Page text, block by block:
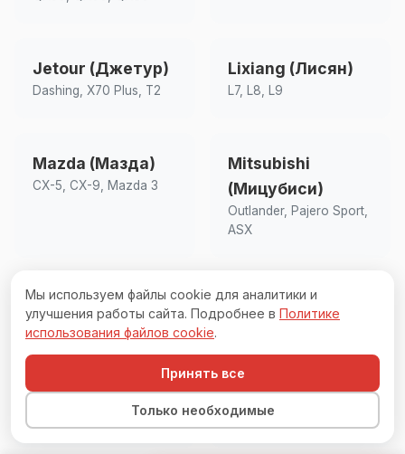
Jetour (Джетур)
Dashing, X70 Plus, T2
Lixiang (Лисян)
L7, L8, L9
Mazda (Мазда)
CX-5, CX-9, Mazda 3
Mitsubishi
(Мицубиси)
Outlander, Pajero Sport,
ASX
Nissan (Ниссан)
X-Trail, Qashqai, Murano
OMODA (Омода)
Renault (Рено)
Duster, Kaptur, Arkana
Tank (Танк)
300, 500, 700
Мы используем файлы cookie для аналитики и
улучшения работы сайта. Подробнее в Политике
использования файлов cookie.
Принять все
Только необходимые